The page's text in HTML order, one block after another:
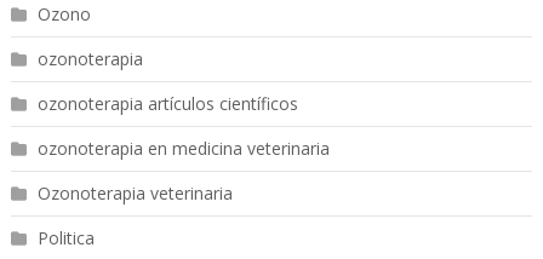
Ozono
ozonoterapia
ozonoterapia artículos científicos
ozonoterapia en medicina veterinaria
Ozonoterapia veterinaria
Politica